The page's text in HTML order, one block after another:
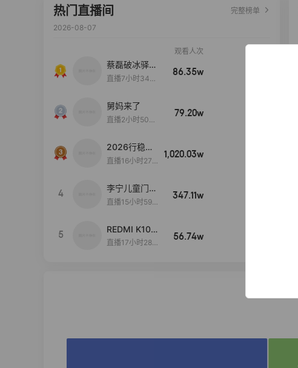
热门直播间
完整榜单
2026-08-07
观看人次
蔡磊破冰驿站
直播间好物分
直播7小时34分
86.35w
舅妈来了
直播2小时50分
79.20w
2026行稳致
远
直播16小时27
1,020.03w
4
李宁儿童门店
爆款赤兔8pr
了，全网销冠
刷新历史底价
直播15小时59
347.11w
5
REDMI K100
Pro系列新品
直播17小时28
56.74w